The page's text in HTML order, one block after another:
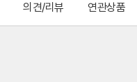
의견/리뷰 연관상품